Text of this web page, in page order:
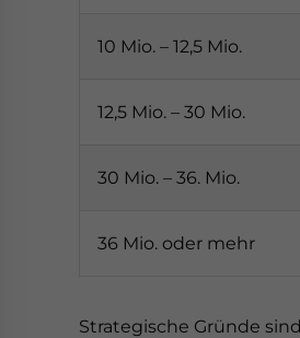
10 Mio. – 12,5 Mio.
12,5 Mio. – 30 Mio.
30 Mio. – 36. Mio.
36 Mio. oder mehr
Strategische Gründe